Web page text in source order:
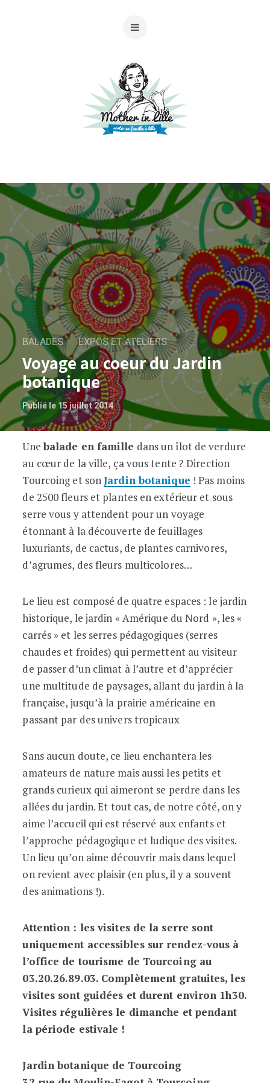
BALADES EXPOS ET ATELIERS
Voyage au coeur du Jardin
botanique
Publié le 15 juillet 2014
Voyage au coeur du Jardin botanique
Unebalade en famille dans un îlot de verdure
au cœur de la ville, ça vous tente ? Direction
Tourcoing et sonJardin botanique ! Pas moins
de 2500 fleurs et plantes en extérieur et sous
serre vous y attendent pour un voyage
étonnant à la découverte de feuillages
luxuriants, de cactus, de plantes carnivores,
d’agrumes, des fleurs multicolores…
Le lieu est composé de quatre espaces : le jardin
historique, le jardin « Amérique du Nord », les «
carrés » et les serres pédagogiques (serres
chaudes et froides) qui permettent au visiteur
de passer d’un climat à l’autre et d’apprécier
une multitude de paysages, allant du jardin à la
française, jusqu’à la prairie américaine en
passant par des univers tropicaux
Sans aucun doute, ce lieu enchantera les
amateurs de nature mais aussi les petits et
grands curieux qui aimeront se perdre dans les
allées du jardin. Et tout cas, de notre côté, on y
aime l’accueil qui est réservé aux enfants et
l’approche pédagogique et ludique des visites.
Un lieu qu’on aime découvrir mais dans lequel
on revient avec plaisir (en plus, il y a souvent
des animations !).
Attention : les visites de la serre sont
uniquement accessibles sur rendez-vous à
l’office de tourisme de Tourcoing au
03.20.26.89.03. Complètement gratuites, les
visites sont guidées et durent environ 1h30.
Visites régulières le dimanche et pendant
la période estivale !
Jardin botanique de Tourcoing